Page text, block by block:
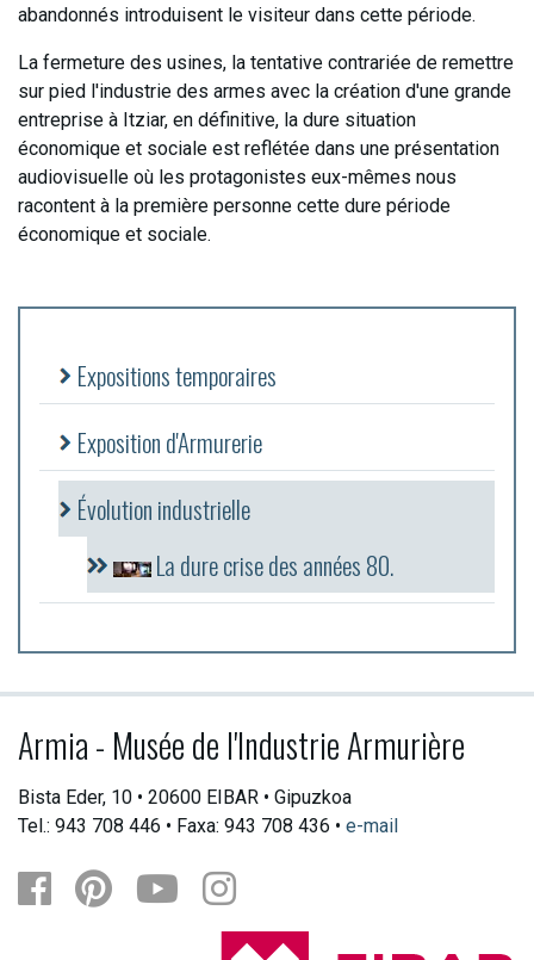
abandonnés introduisent le visiteur dans cette période.
La fermeture des usines, la tentative contrariée de remettre
sur pied l'industrie des armes avec la création d'une grande
entreprise à Itziar, en définitive, la dure situation
économique et sociale est reflétée dans une présentation
audiovisuelle où les protagonistes eux-mêmes nous
racontent à la première personne cette dure période
économique et sociale.
Expositions temporaires
Exposition d'Armurerie
Évolution industrielle
La dure crise des années 80.
Armia - Musée de l'Industrie Armurière
Bista Eder, 10 • 20600 EIBAR • Gipuzkoa
Tel.: 943 708 446 • Faxa: 943 708 436 • e-mail